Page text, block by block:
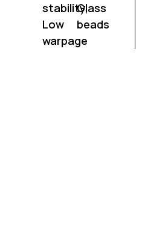
stability,
Low
warpage
Glass
beads